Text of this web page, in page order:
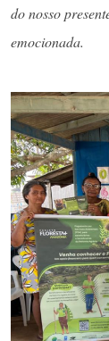
do nosso
emocionada.